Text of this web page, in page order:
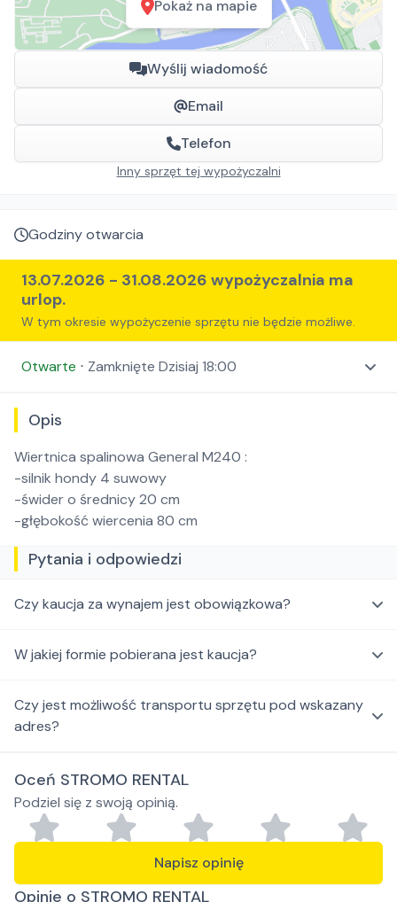
Pokaż na mapie
Wyślij wiadomość
Email
Telefon
Inny sprzęt tej wypożyczalni
Godziny otwarcia
13.07.2026 - 31.08.2026 wypożyczalnia ma
urlop.
W tym okresie wypożyczenie sprzętu nie będzie możliwe.
Otwarte ⋅ Zamknięte Dzisiaj 18:00
Opis
Wiertnica spalinowa General M240 :
-silnik hondy 4 suwowy
-świder o średnicy 20 cm
-głębokość wiercenia 80 cm
Pytania i odpowiedzi
Czy kaucja za wynajem jest obowiązkowa?
W jakiej formie pobierana jest kaucja?
Czy jest możliwość transportu sprzętu pod wskazany
adres?
Oceń STROMO RENTAL
Podziel się z swoją opinią.
Napisz opinię
Opinie o STROMO RENTAL